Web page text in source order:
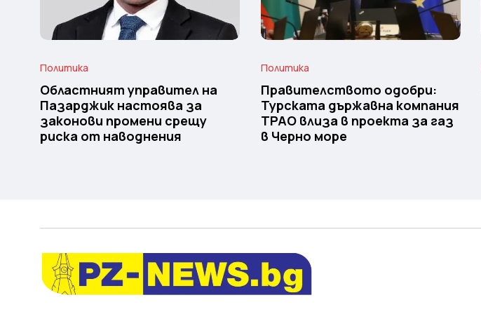
Политика
Областният управител на
Пазарджик настоява за
законови промени срещу
риска от наводнения
Политика
Правителството одобри:
Турската държавна компания
TPAO влиза в проекта за газ
в Черно море